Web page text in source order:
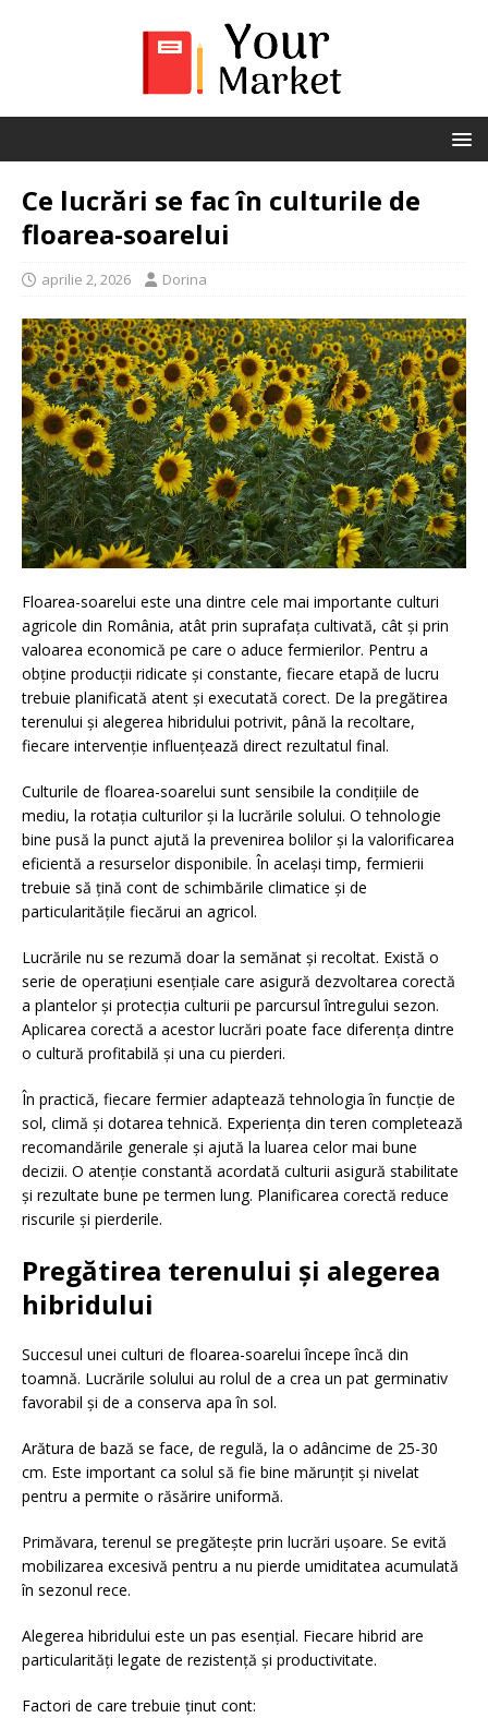
Ce lucrări se fac în culturile de
floarea-soarelui
aprilie 2, 2026 Dorina
Floarea-soarelui este una dintre cele mai importante culturi
agricole din România, atât prin suprafața cultivată, cât și prin
valoarea economică pe care o aduce fermierilor. Pentru a
obține producții ridicate și constante, fiecare etapă de lucru
trebuie planificată atent și executată corect. De la pregătirea
terenului și alegerea hibridului potrivit, până la recoltare,
fiecare intervenție influențează direct rezultatul final.
Culturile de floarea-soarelui sunt sensibile la condițiile de
mediu, la rotația culturilor și la lucrările solului. O tehnologie
bine pusă la punct ajută la prevenirea bolilor și la valorificarea
eficientă a resurselor disponibile. În același timp, fermierii
trebuie să țină cont de schimbările climatice și de
particularitățile fiecărui an agricol.
Lucrările nu se rezumă doar la semănat și recoltat. Există o
serie de operațiuni esențiale care asigură dezvoltarea corectă
a plantelor și protecția culturii pe parcursul întregului sezon.
Aplicarea corectă a acestor lucrări poate face diferența dintre
o cultură profitabilă și una cu pierderi.
În practică, fiecare fermier adaptează tehnologia în funcție de
sol, climă și dotarea tehnică. Experiența din teren completează
recomandările generale și ajută la luarea celor mai bune
decizii. O atenție constantă acordată culturii asigură stabilitate
și rezultate bune pe termen lung. Planificarea corectă reduce
riscurile și pierderile.
Pregătirea terenului și alegerea
hibridului
Succesul unei culturi de floarea-soarelui începe încă din
toamnă. Lucrările solului au rolul de a crea un pat germinativ
favorabil și de a conserva apa în sol.
Arătura de bază se face, de regulă, la o adâncime de 25-30
cm. Este important ca solul să fie bine mărunțit și nivelat
pentru a permite o răsărire uniformă.
Primăvara, terenul se pregătește prin lucrări ușoare. Se evită
mobilizarea excesivă pentru a nu pierde umiditatea acumulată
în sezonul rece.
Alegerea hibridului este un pas esențial. Fiecare hibrid are
particularități legate de rezistență și productivitate.
Factori de care trebuie ținut cont: